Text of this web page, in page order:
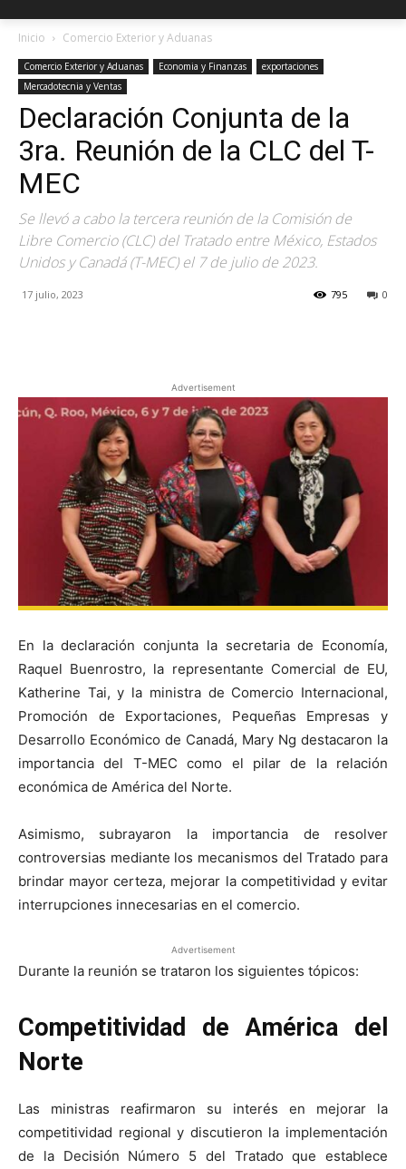
Inicio Comercio Exterior y Aduanas
Comercio Exterior y Aduanas Economia y Finanzas
exportaciones
Mercadotecnia y Ventas
Declaración Conjunta de la
3ra. Reunión de la CLC del T-
MEC
Se llevó a cabo la tercera reunión de la Comisión de
Libre Comercio (CLC) del Tratado entre México, Estados
Unidos y Canadá (T-MEC) el 7 de julio de 2023.
17 julio, 2023 0
795
Advertisement
En la declaración conjunta la secretaria de Economía,
Raquel Buenrostro, la representante Comercial de EU,
Katherine Tai, y la ministra de Comercio Internacional,
Promoción de Exportaciones, Pequeñas Empresas y
Desarrollo Económico de Canadá, Mary Ng destacaron la
importancia del T-MEC como el pilar de la relación
económica de América del Norte.
Asimismo, subrayaron la importancia de resolver
controversias mediante los mecanismos del Tratado para
brindar mayor certeza, mejorar la competitividad y evitar
interrupciones innecesarias en el comercio.
Advertisement
Durante la reunión se trataron los siguientes tópicos:
Competitividad de América del
Norte
Las ministras reafirmaron su interés en mejorar la
competitividad regional y discutieron la implementación
de la Decisión Número 5 del Tratado que establece